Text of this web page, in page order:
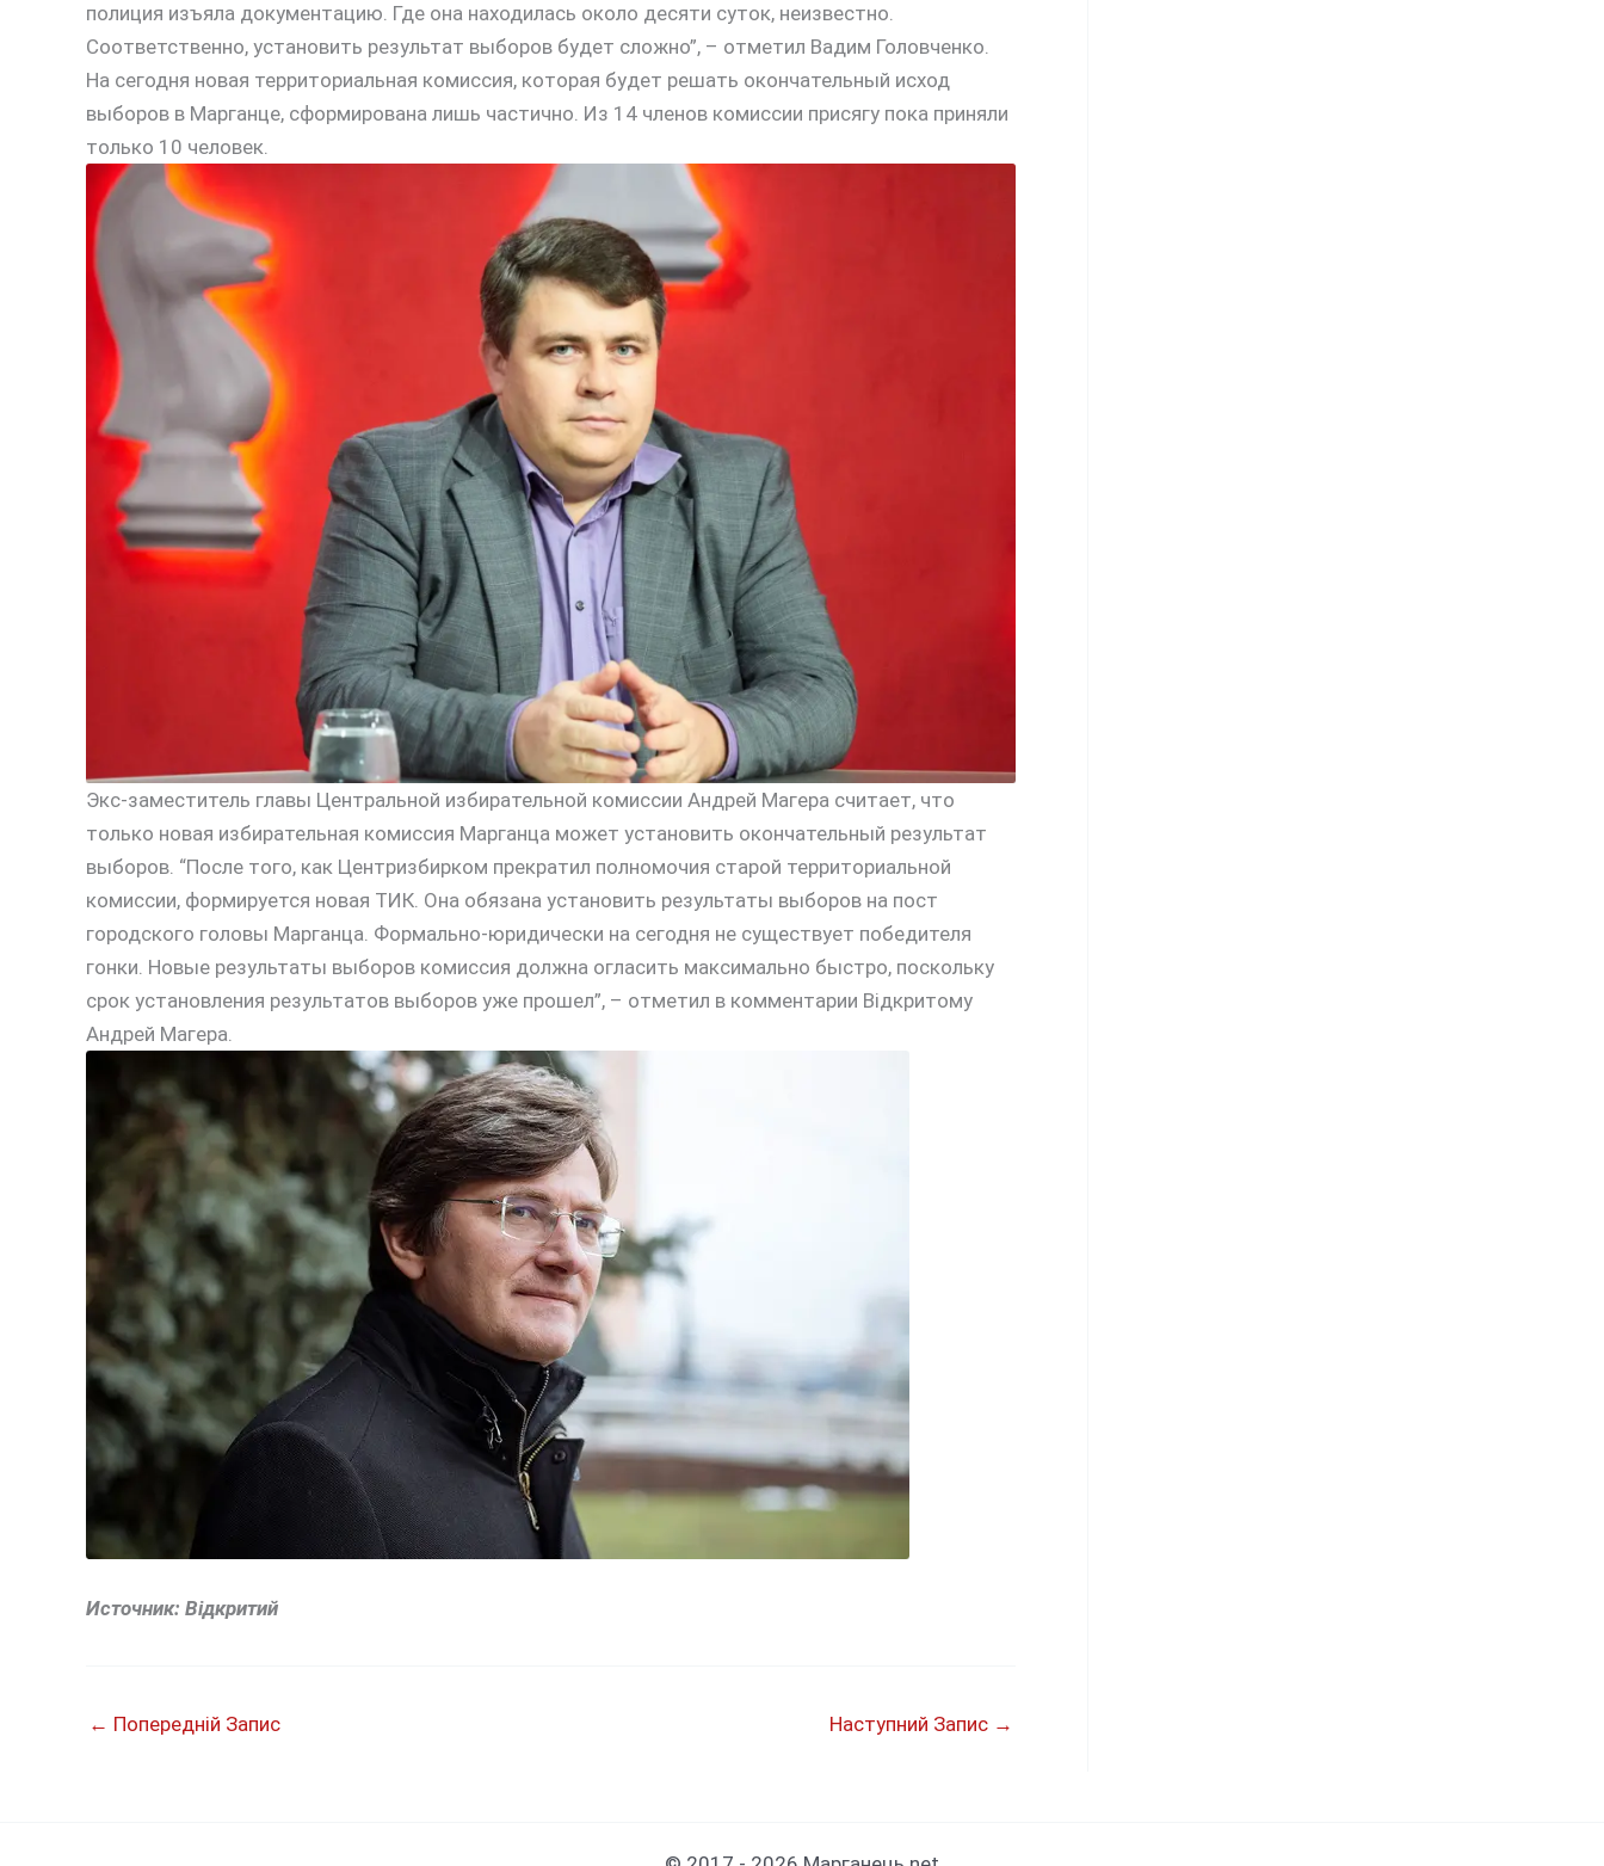
полиция изъяла документацию. Где она находилась около десяти суток, неизвестно.
Соответственно, установить результат выборов будет сложно”, – отметил Вадим Головченко.
На сегодня новая территориальная комиссия, которая будет решать окончательный исход
выборов в Марганце, сформирована лишь частично. Из 14 членов комиссии присягу пока приняли
только 10 человек.
Экс-заместитель главы Центральной избирательной комиссии Андрей Магера считает, что
только новая избирательная комиссия Марганца может установить окончательный результат
выборов. “После того, как Центризбирком прекратил полномочия старой территориальной
комиссии, формируется новая ТИК. Она обязана установить результаты выборов на пост
городского головы Марганца. Формально-юридически на сегодня не существует победителя
гонки. Новые результаты выборов комиссия должна огласить максимально быстро, поскольку
срок установления результатов выборов уже прошел”, – отметил в комментарии Відкритому
Андрей Магера.
Источник: Відкритий
← Попередній Запис Наступний Запис →